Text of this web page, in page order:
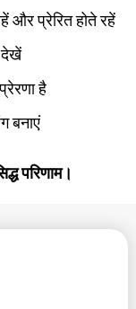
और प्रेरित होते रहें
देखें
है
बनाएं
परिणाम।